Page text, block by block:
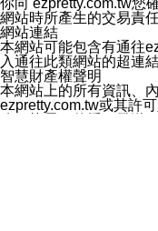
5.開關「接收LINE通
❗️關閉「接收通知型
網站時所產生的交易責任
網站連結
本網站可能包含有通往
入通往此類網站的超連
智慧財產權聲明
本網站上的所有資訊、
ezpretty.com.tw或其許